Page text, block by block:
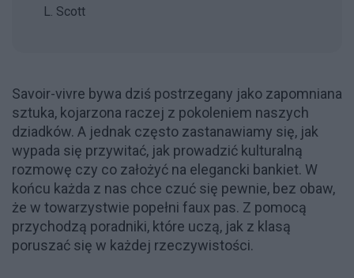
L. Scott
Savoir-vivre bywa dziś postrzegany jako zapomniana
sztuka, kojarzona raczej z pokoleniem naszych
dziadków. A jednak często zastanawiamy się, jak
wypada się przywitać, jak prowadzić kulturalną
rozmowę czy co założyć na elegancki bankiet. W
końcu każda z nas chce czuć się pewnie, bez obaw,
że w towarzystwie popełni faux pas. Z pomocą
przychodzą poradniki, które uczą, jak z klasą
poruszać się w każdej rzeczywistości.